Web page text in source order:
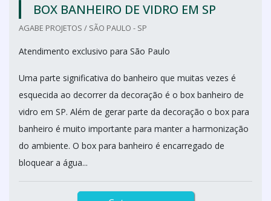
BOX BANHEIRO DE VIDRO EM SP
AGABE PROJETOS / SÃO PAULO - SP
Atendimento exclusivo para São Paulo
Uma parte significativa do banheiro que muitas vezes é
esquecida ao decorrer da decoração é o box banheiro de
vidro em SP. Além de gerar parte da decoração o box para
banheiro é muito importante para manter a harmonização
do ambiente. O box para banheiro é encarregado de
bloquear a água...